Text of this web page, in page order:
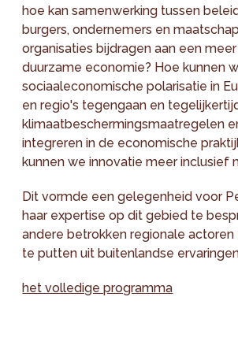
hoe kan samenwerking tussen
burgers, ondernemers en
organisaties bijdragen aan een
duurzame economie? Hoe kunnen
sociaaleconomische polarisatie in
en regio's tegengaan en
klimaatbeschermingsmaatregelen
integreren in de economische
kunnen we innovatie meer inclusief
Dit vormde een gelegenheid voor
haar expertise op dit gebied te
andere betrokken regionale actoren
te putten uit buitenlandse
het volledige programma